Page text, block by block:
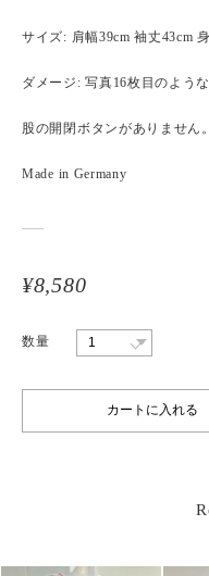
サイズ: 肩幅39cm 袖丈43cm
ダメージ: 写真16枚目のよう
股の開閉ボタンがありません。
Made in Germany
¥8,580
数量